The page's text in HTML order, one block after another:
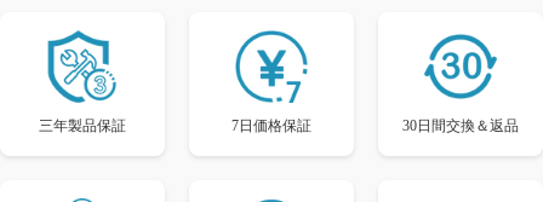
三年製品保証 7日価格保証 30日間交換＆返品